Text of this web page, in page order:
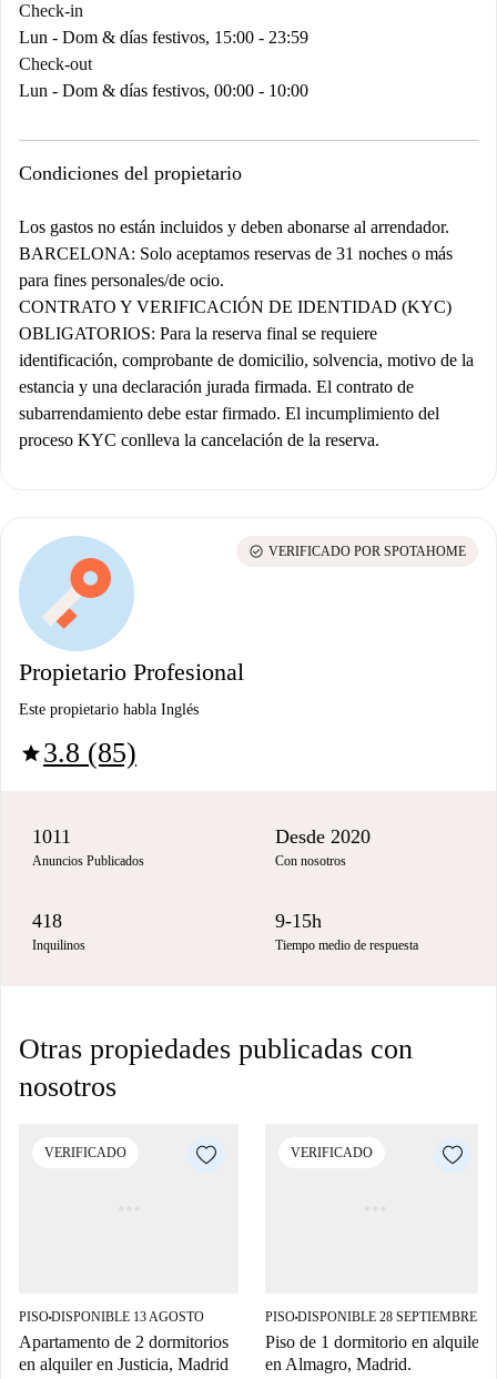
Check-in
Lun - Dom & días festivos, 15:00 - 23:59
Check-out
Lun - Dom & días festivos, 00:00 - 10:00
Condiciones del propietario
Los gastos no están incluidos y deben abonarse al arrendador.
BARCELONA: Solo aceptamos reservas de 31 noches o más
para fines personales/de ocio.
CONTRATO Y VERIFICACIÓN DE IDENTIDAD (KYC)
OBLIGATORIOS: Para la reserva final se requiere
identificación, comprobante de domicilio, solvencia, motivo de la
estancia y una declaración jurada firmada. El contrato de
subarrendamiento debe estar firmado. El incumplimiento del
proceso KYC conlleva la cancelación de la reserva.
Propietario Profesional
Este propietario habla Inglés
star3.8 (85)
check_circle VERIFICADO POR SPOTAHOME
1011
Anuncios Publicados
Desde 2020
Con nosotros
418
Inquilinos
9-15h
Tiempo medio de respuesta
Otras propiedades publicadas con
nosotros
VERIFICADO
PISO■DISPONIBLE 13 AGOSTO
Apartamento de 2 dormitorios
en alquiler en Justicia, Madrid
VERIFICADO
PISO■DISPONIBLE 28 SEPTIEMBRE
Piso de 1 dormitorio en alquiler
en Almagro, Madrid.